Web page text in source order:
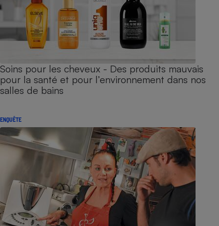
Soins pour les cheveux - Des produits mauvais
pour la santé et pour l’environnement dans nos
salles de bains
ENQUÊTE